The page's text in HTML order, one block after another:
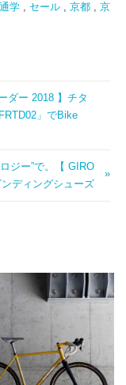
学 , セール , 京都 , 京
ダー 2018 】チタ
」でBike
ジー”で。【 GIRO
ディングシューズ